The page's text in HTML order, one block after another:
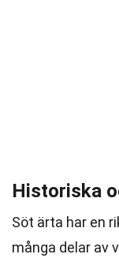
Historiska
Söt ärta har en
många delar av